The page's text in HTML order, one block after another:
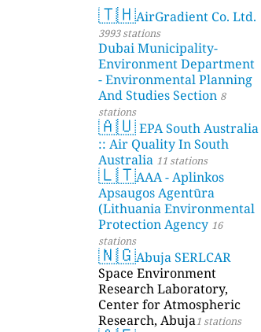
🇹🇭AirGradient Co. Ltd.
3993 stations
Dubai Municipality-
Environment Department
- Environmental Planning
And Studies Section 8
stations
🇦🇺EPA South Australia
:: Air Quality In South
Australia 11 stations
🇱🇹AAA - Aplinkos
Apsaugos Agentūra
(Lithuania Environmental
Protection Agency 16
stations
🇳🇬Abuja SERLCAR
Space Environment
Research Laboratory,
Center for Atmospheric
Research, Abuja1 stations